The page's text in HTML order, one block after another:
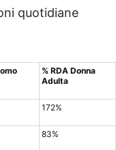
quotidiane
% RDA Donna
Adulta
172%
83%